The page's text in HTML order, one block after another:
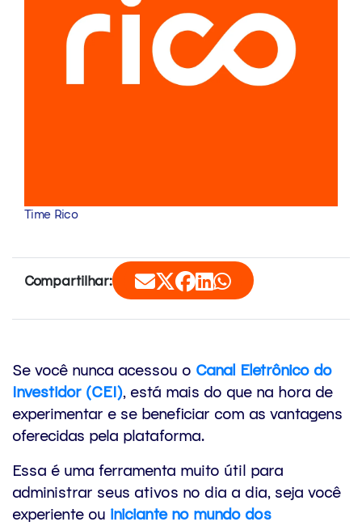
Time Rico
Compartilhar:
Se você nunca acessou o Canal Eletrônico do
Investidor (CEI), está mais do que na hora de
experimentar e se beneficiar com as vantagens
oferecidas pela plataforma.
Essa é uma ferramenta muito útil para
administrar seus ativos no dia a dia, seja você
experiente ou inicianteno mundo dos